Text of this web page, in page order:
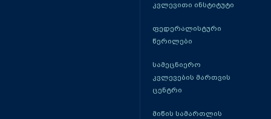
კვლევითი ინსტიტუტი
ფედერალისტური
წერილები
სამეცნიერო
კვლევების მართვის
ცენტრი
მიწის სამართლის